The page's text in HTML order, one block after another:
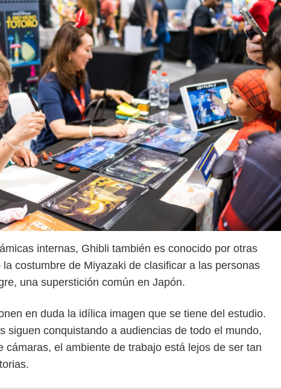
internas, Ghibli también es conocido por otras
costumbre de Miyazaki de clasificar a las personas
una superstición común en Japón.
en duda la idílica imagen que se tiene del estudio.
siguen conquistando a audiencias de todo el mundo,
cámaras, el ambiente de trabajo está lejos de ser tan